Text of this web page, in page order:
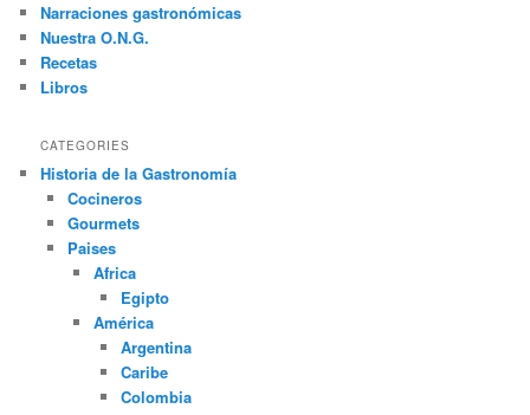
Narraciones gastronómicas
Nuestra O.N.G.
Recetas
Libros
CATEGORIES
Historia de la Gastronomía
Cocineros
Gourmets
Paises
Africa
Egipto
América
Argentina
Caribe
Colombia